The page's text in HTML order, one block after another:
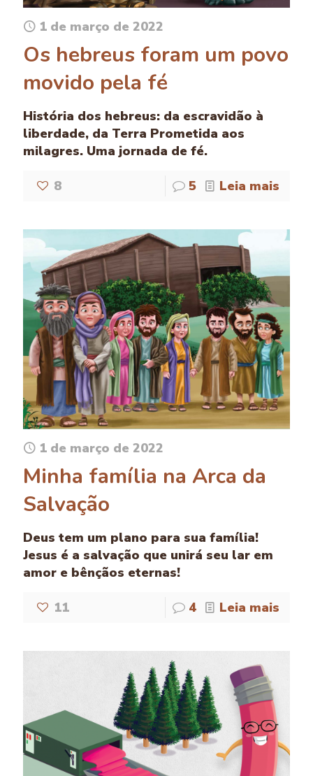
1 de março de 2022
Os hebreus foram um povo
movido pela fé
História dos hebreus: da escravidão à
liberdade, da Terra Prometida aos
milagres. Uma jornada de fé.
8 5 Leia mais
1 de março de 2022
Minha família na Arca da
Salvação
Deus tem um plano para sua família!
Jesus é a salvação que unirá seu lar em
amor e bênçãos eternas!
11 4 Leia mais